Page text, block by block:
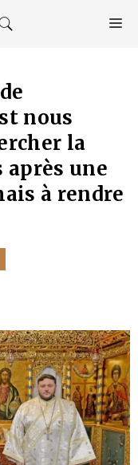
nous
la
après une
à rendre